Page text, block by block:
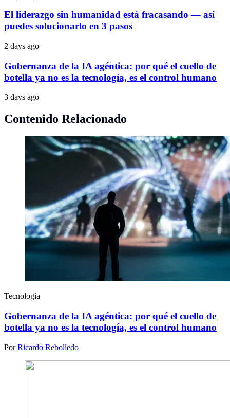
El liderazgo sin humanidad está fracasando — así
puedes solucionarlo en 3 pasos
2 days ago
Gobernanza de la IA agéntica: por qué el cuello de
botella ya no es la tecnología, es el control humano
3 days ago
Contenido Relacionado
Tecnología
Gobernanza de la IA agéntica: por qué el cuello de
botella ya no es la tecnología, es el control humano
PorRicardo Rebolledo